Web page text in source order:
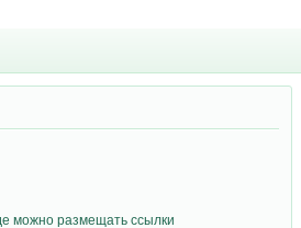
можно размещать ссылки